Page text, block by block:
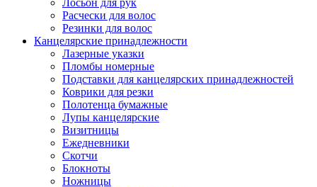
Лосьон для рук
Расчески для волос
Резинки для волос
Канцелярские принадлежности
Лазерные указки
Пломбы номерные
Подставки для канцелярских принадлежностей
Коврики для резки
Полотенца бумажные
Лупы канцелярские
Визитницы
Ежедневники
Скотчи
Блокноты
Ножницы